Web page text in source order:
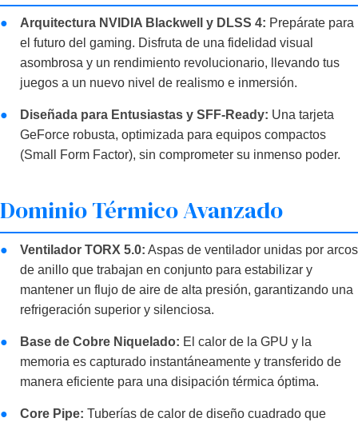
● Arquitectura NVIDIA Blackwell y DLSS 4: Prepárate para
el futuro del gaming. Disfruta de una fidelidad visual
asombrosa y un rendimiento revolucionario, llevando tus
juegos a un nuevo nivel de realismo e inmersión.
● Diseñada para Entusiastas y SFF-Ready: Una tarjeta
GeForce robusta, optimizada para equipos compactos
(Small Form Factor), sin comprometer su inmenso poder.
Dominio Térmico Avanzado
● Ventilador TORX 5.0: Aspas de ventilador unidas por arcos
de anillo que trabajan en conjunto para estabilizar y
mantener un flujo de aire de alta presión, garantizando una
refrigeración superior y silenciosa.
● Base de Cobre Niquelado: El calor de la GPU y la
memoria es capturado instantáneamente y transferido de
manera eficiente para una disipación térmica óptima.
● Core Pipe: Tuberías de calor de diseño cuadrado que